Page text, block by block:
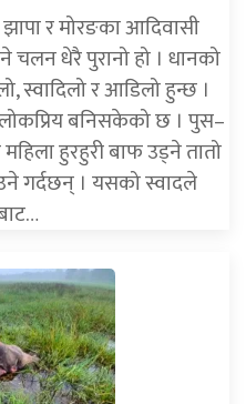
र मोरङका आदिवासी
चलन धेरै पुरानो हो । धानको
स्वादिलो र आडिलो हुन्छ ।
बनिसकेको छ । पुस–
हुरहुरी बाफ उड्ने तातो
गर्दछन् । यसको स्वादले